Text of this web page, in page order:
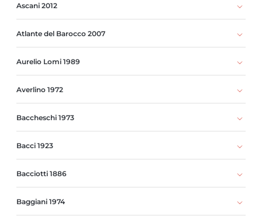
Ascani 2012
Atlante del Barocco 2007
Aurelio Lomi 1989
Averlino 1972
Baccheschi 1973
Bacci 1923
Bacciotti 1886
Baggiani 1974